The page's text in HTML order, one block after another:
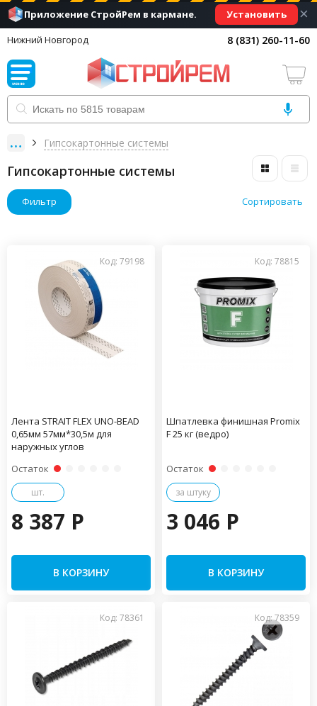
Приложение СтройРем в кармане. Установить ×
Нижний Новгород 8 (831) 260-11-60
Гипсокартонные системы
Гипсокартонные системы
Фильтр Сортировать
Код: 79198
Лента STRAIT FLEX UNO-BEAD
0,65мм 57мм*30,5м для
наружных углов
Остаток
шт.
8 387 P
В КОРЗИНУ
Код: 78815
Шпатлевка финишная Promix
F 25 кг (ведро)
Остаток
за штуку
3 046 P
В КОРЗИНУ
Код: 78361 Код: 78359